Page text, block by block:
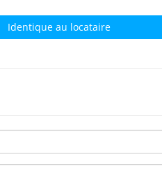
Identique au locataire